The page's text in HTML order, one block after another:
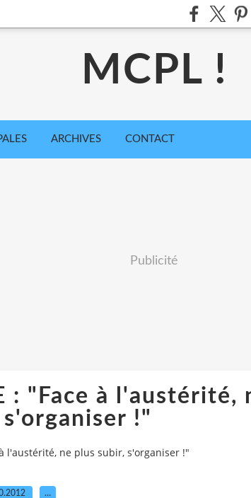
MCPL !
ARCHIVES CONTACT
Publicité
: "Face à l'austérité,
!"
à l'austérité, ne plus subir, s'organiser !"
…